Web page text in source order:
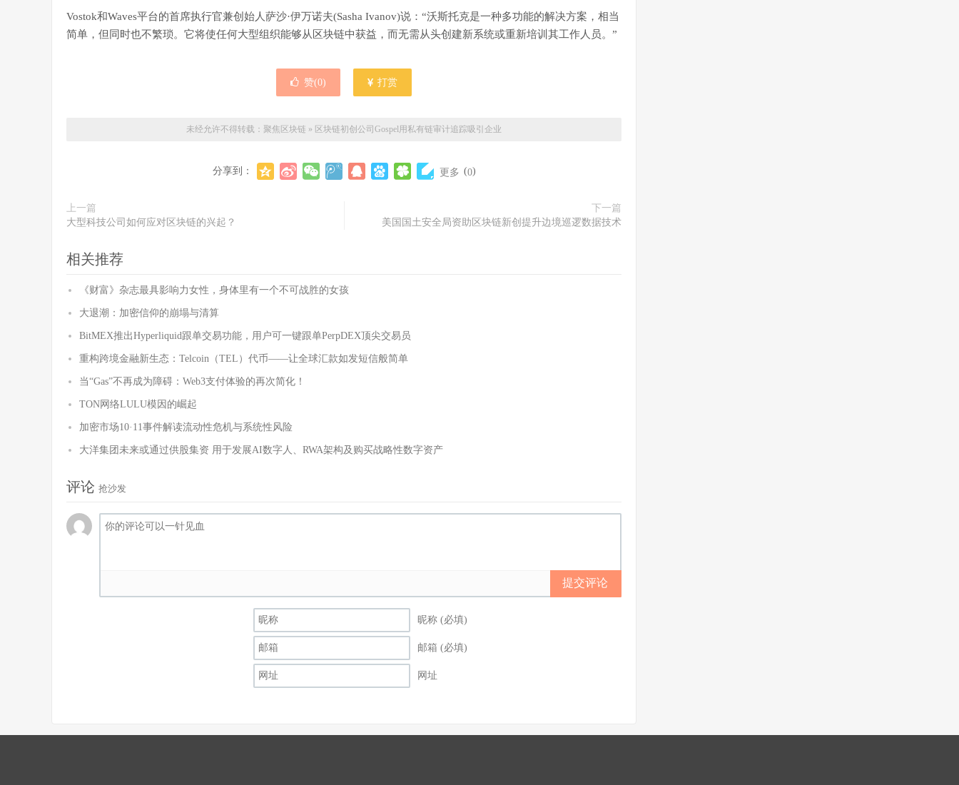
Vostok和Waves平台的首席执行官兼创始人萨沙·伊万诺夫(Sasha Ivanov)说：“沃斯托克是一种多功能的解决方案，相当
简单，但同时也不繁琐。它将使任何大型组织能够从区块链中获益，而无需从头创建新系统或重新培训其工作人员。”
赞(0) 打赏
未经允许不得转载： 聚焦区块链 » 区块链初创公司Gospel用私有链审计追踪吸引企业
分享到： 更多 (0)
上一篇
大型科技公司如何应对区块链的兴起？
下一篇
美国国土安全局资助区块链新创提升边境巡逻数据技术
相关推荐
《财富》杂志最具影响力女性，身体里有一个不可战胜的女孩
大退潮：加密信仰的崩塌与清算
BitMEX推出Hyperliquid跟单交易功能，用户可一键跟单PerpDEX顶尖交易员
重构跨境金融新生态：Telcoin（TEL）代币——让全球汇款如发短信般简单
当“Gas”不再成为障碍：Web3支付体验的再次简化！
TON网络LULU模因的崛起
加密市场10·11事件解读流动性危机与系统性风险
大洋集团未来或通过供股集资 用于发展AI数字人、RWA架构及购买战略性数字资产
评论 抢沙发
提交评论
昵称 (必填)
邮箱 (必填)
网址